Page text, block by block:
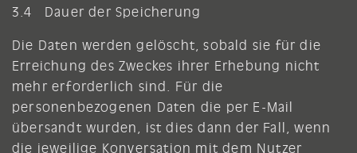
3.4 Dauer der Speicherung
Die Daten werden gelöscht, sobald sie für die
Erreichung des Zweckes ihrer Erhebung nicht
mehr erforderlich sind. Für die
personenbezogenen Daten die per E-Mail
übersandt wurden, ist dies dann der Fall, wenn
die jeweilige Konversation mit dem Nutzer